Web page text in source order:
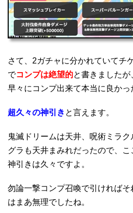
さて、2ガチャに分かれていてチ
でコンプは絶望的と書きました
早々にコンプ出来て本当に良かっ
超久々の神引き と言えます。
鬼滅ドリームは天井、呪術ミラ
グラも天井まみれだったので、
神引きは久々ですよ。
勿論一撃コンプ召喚で引ければ
はまあ無理でしたね。